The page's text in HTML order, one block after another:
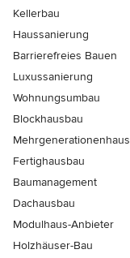
Kellerbau
Haussanierung
Barrierefreies Bauen
Luxussanierung
Wohnungsumbau
Blockhausbau
Mehrgenerationenhaus
Fertighausbau
Baumanagement
Dachausbau
Modulhaus-Anbieter
Holzhäuser-Bau